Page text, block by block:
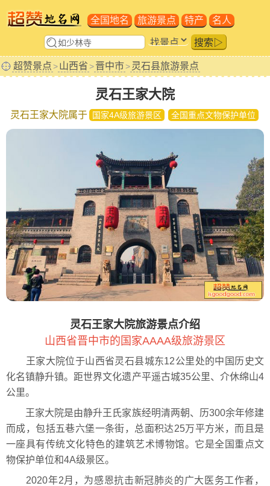
全国地名 旅游景点 特产 名人
搜索▷
超赞景点>山西省>晋中市> 灵石县旅游景点
灵石王家大院
灵石王家大院属于 国家4A级旅游景区 全国重点文物保护单位
灵石王家大院旅游景点介绍
山西省晋中市的国家AAAA级旅游景区
王家大院位于山西省灵石县城东12公里处的中国历史文
化名镇静升镇。距世界文化遗产平遥古城35公里、介休绵山4
公里。
王家大院是由静升王氏家族经明清两朝、历300余年修建
而成，包括五巷六堡一条街，总面积达25万平方米，而且是
一座具有传统文化特色的建筑艺术博物馆。它是全国重点文
物保护单位和4A级景区。
2020年2月，为感恩抗击新冠肺炎的广大医务工作者，